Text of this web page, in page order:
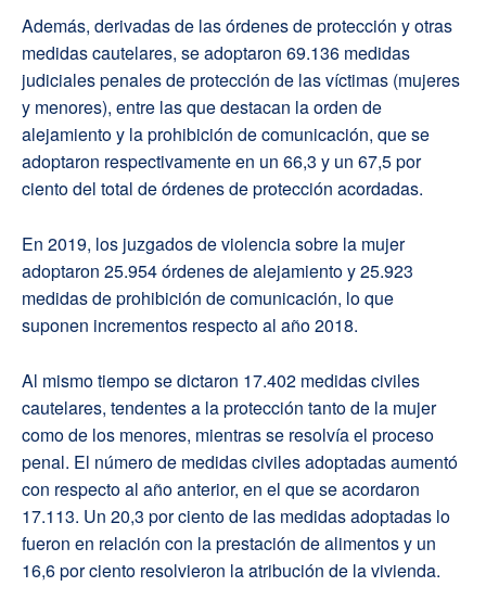
Además, derivadas de las órdenes de protección y otras
medidas cautelares, se adoptaron 69.136 medidas
judiciales penales de protección de las víctimas (mujeres
y menores), entre las que destacan la orden de
alejamiento y la prohibición de comunicación, que se
adoptaron respectivamente en un 66,3 y un 67,5 por
ciento del total de órdenes de protección acordadas.
En 2019, los juzgados de violencia sobre la mujer
adoptaron 25.954 órdenes de alejamiento y 25.923
medidas de prohibición de comunicación, lo que
suponen incrementos respecto al año 2018.
Al mismo tiempo se dictaron 17.402 medidas civiles
cautelares, tendentes a la protección tanto de la mujer
como de los menores, mientras se resolvía el proceso
penal. El número de medidas civiles adoptadas aumentó
con respecto al año anterior, en el que se acordaron
17.113. Un 20,3 por ciento de las medidas adoptadas lo
fueron en relación con la prestación de alimentos y un
16,6 por ciento resolvieron la atribución de la vivienda.